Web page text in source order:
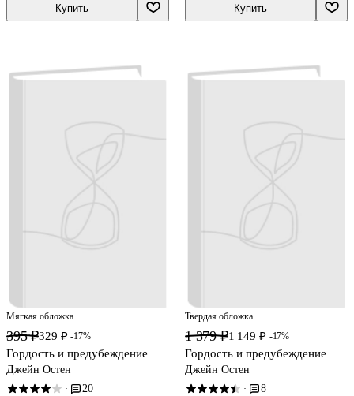
Купить Купить
Мягкая обложка
395 ₽329 ₽ -17%
Гордость и предубеждение
Джейн Остен
· 20
Твердая обложка
1 379 ₽1 149 ₽ -17%
Гордость и предубеждение
Джейн Остен
· 8